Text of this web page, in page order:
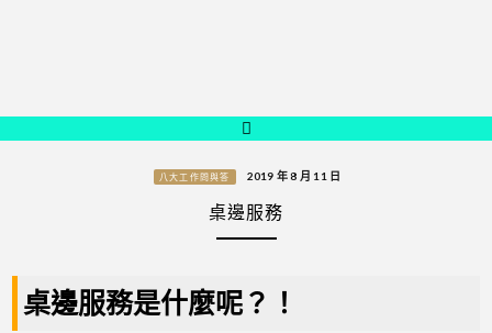
八大工作問與答 2019 年 8 月 11 日
桌邊服務
桌邊服務是什麼呢？！